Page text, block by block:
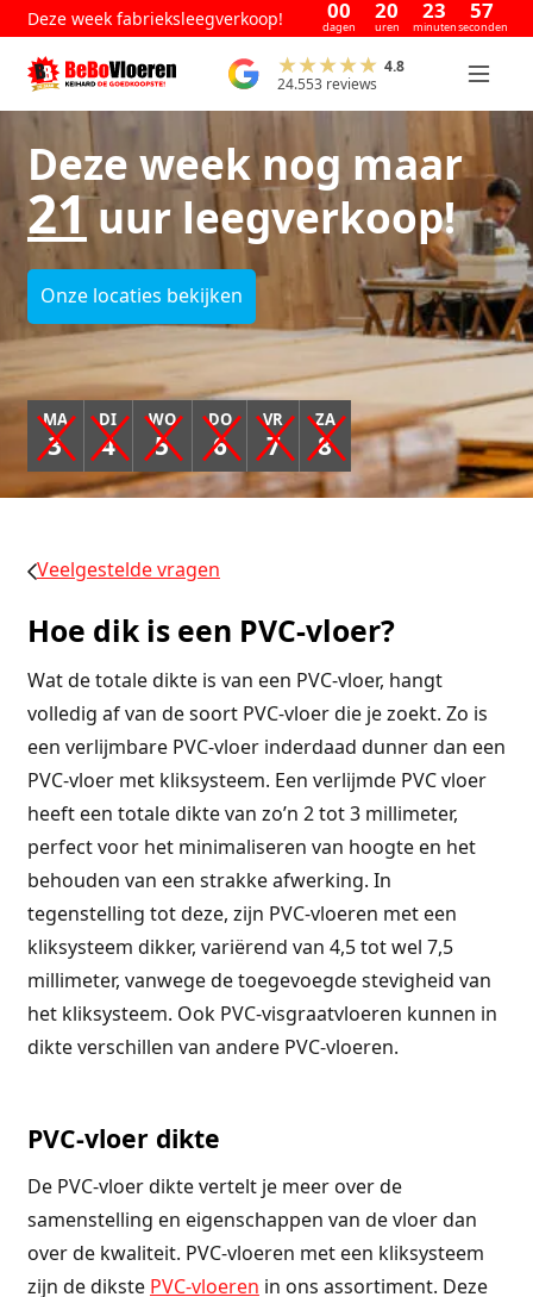
Deze week fabrieksleegverkoop! 00
dagen
20
uren
23
minuten
57
seconden
4.8
24.553 reviews
Deze week nog maar
21uur leegverkoop!
Onze locaties bekijken
MA
3
DI
4
WO
5
DO
6
VR
7
ZA
8
Veelgestelde vragen
Hoe dik is een PVC-vloer?
Wat de totale dikte is van een PVC-vloer, hangt
volledig af van de soort PVC-vloer die je zoekt. Zo is
een verlijmbare PVC-vloer inderdaad dunner dan een
PVC-vloer met kliksysteem. Een verlijmde PVC vloer
heeft een totale dikte van zo’n 2 tot 3 millimeter,
perfect voor het minimaliseren van hoogte en het
behouden van een strakke afwerking. In
tegenstelling tot deze, zijn PVC-vloeren met een
kliksysteem dikker, variërend van 4,5 tot wel 7,5
millimeter, vanwege de toegevoegde stevigheid van
het kliksysteem. Ook PVC-visgraatvloeren kunnen in
dikte verschillen van andere PVC-vloeren.
PVC-vloer dikte
De PVC-vloer dikte vertelt je meer over de
samenstelling en eigenschappen van de vloer dan
over de kwaliteit. PVC-vloeren met een kliksysteem
zijn de dikste PVC-vloeren in ons assortiment. Deze